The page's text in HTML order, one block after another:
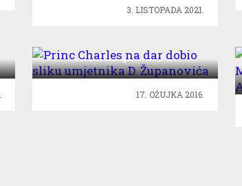
3. LISTOPADA 2021.
sliku umjetnika D.
Županovića
17. OŽUJKA 2016.